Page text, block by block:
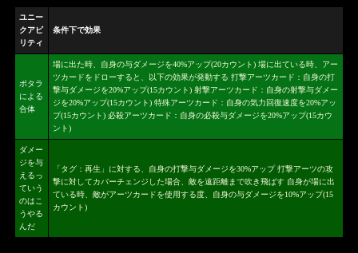
ユニー
クアビ
リティ
条件下で効果
ポタラ
による
合体
場に出た時、自身の与ダメージを40%アップ(20カウント) 場に出ている時、アー
ツカードをドローすると、以下の効果が発動する 打撃アーツカード：自身の打
撃与ダメージを20%アップ(15カウント) 射撃アーツカード：自身の射撃与ダメー
ジを20%アップ(15カウント) 特殊アーツカード：自身の気力回復速度を20%アッ
プ(15カウント) 必殺アーツカード：自身の必殺与ダメージを20%アップ(15カウ
ント)
ダメー
ジを与
えるっ
ていう
のはこ
うやる
んだ
「タグ：再生」に対する、自身の打撃与ダメージを30%アップ 打撃アーツの攻
撃に対してカバーチェンジした場合、敵を遠距離まで吹き飛ばす 自身が場に出
ている時、敵がアーツカードを使用する度、自身の与ダメージを10%アップ(15
カウント)